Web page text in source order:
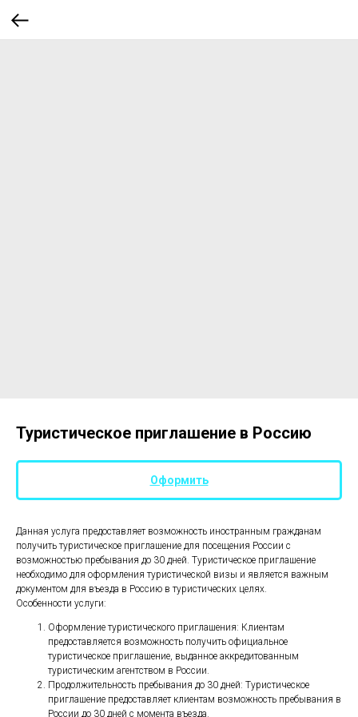
Туристическое приглашение в Россию
Оформить
Данная услуга предоставляет возможность иностранным гражданам
получить туристическое приглашение для посещения России с
возможностью пребывания до 30 дней. Туристическое приглашение
необходимо для оформления туристической визы и является важным
документом для въезда в Россию в туристических целях.
Особенности услуги:
Оформление туристического приглашения: Клиентам
предоставляется возможность получить официальное
туристическое приглашение, выданное аккредитованным
туристическим агентством в России.
Продолжительность пребывания до 30 дней: Туристическое
приглашение предоставляет клиентам возможность пребывания в
России до 30 дней с момента въезда.